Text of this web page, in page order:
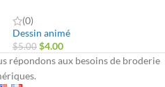
(0)
Dessin animé
$5.00 $4.00
répondons aux besoins de broderie